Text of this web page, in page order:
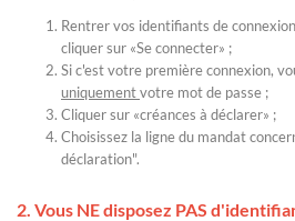
Rentrer vos identifiants de
cliquer sur «Se connecter» ;
Si c'est votre première connexion,
uniquementvotre mot de passe ;
Cliquer sur «créances à déclarer» ;
Choisissez la ligne du mandat
déclaration".
2. Vous NE disposez PAS